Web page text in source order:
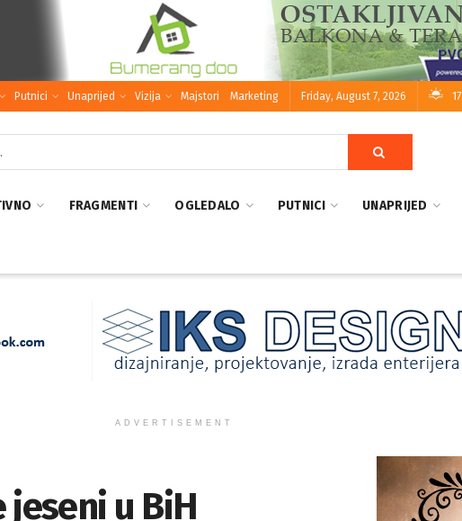
Putnici Unaprijed Vizija Majstori Marketing Friday, August 7, 2026 17
FRAGMENTI OGLEDALO PUTNICI UNAPRIJED
ADVERTISEMENT
u BiH